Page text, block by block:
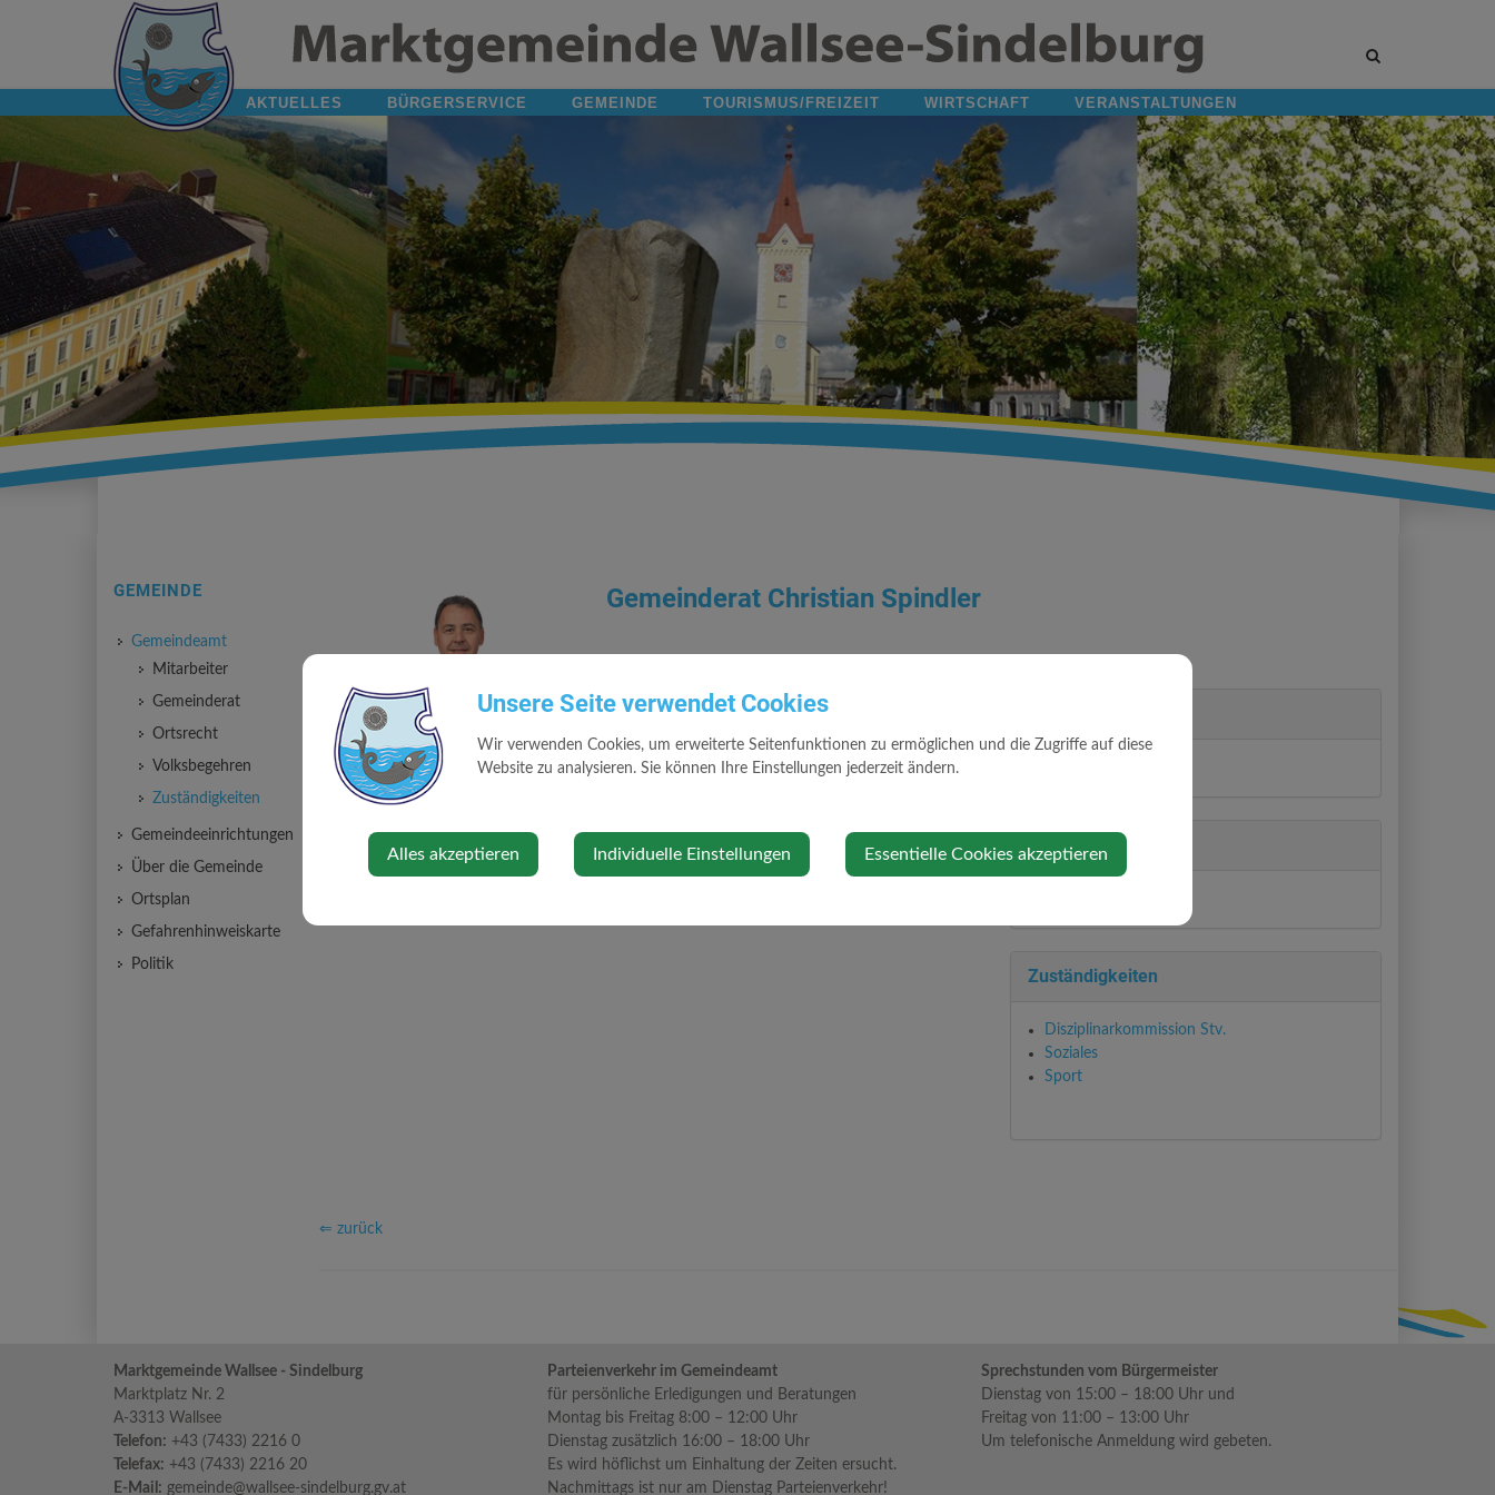
Site
AKTUELLES BÜRGERSERVICE GEMEINDE TOURISMUS/FREIZEIT WIRTSCHAFT VERANSTALTUNGEN
Gemeinderat Christian Spindler
Kontakt
0650 990 27 07
Abteilung
Zuständigkeiten
Disziplinarkommission Stv.
Soziales
Sport
⇐ zurück
GEMEINDE
Gemeindeamt
Mitarbeiter
Gemeinderat
Ortsrecht
Volksbegehren
Zuständigkeiten
Gemeindeeinrichtungen
Über die Gemeinde
Ortsplan
Gefahrenhinweiskarte
Politik
Marktgemeinde Wallsee - Sindelburg
Marktplatz Nr. 2
A-3313 Wallsee
Telefon: +43 (7433) 2216 0
Telefax: +43 (7433) 2216 20
E-Mail: gemeinde@wallsee-sindelburg.gv.at
Parteienverkehr im Gemeindeamt
für persönliche Erledigungen und Beratungen
Montag bis Freitag 8:00 – 12:00 Uhr
Dienstag zusätzlich 16:00 – 18:00 Uhr
Es wird höflichst um Einhaltung der Zeiten ersucht.
Nachmittags ist nur am Dienstag Parteienverkehr!
Sprechstunden vom Bürgermeister
Dienstag von 15:00 – 18:00 Uhr und
Freitag von 11:00 – 13:00 Uhr
Um telefonische Anmeldung wird gebeten.
Unsere Seite verwendet Cookies
Wir verwenden Cookies, um erweiterte Seitenfunktionen zu ermöglichen und die Zugriffe auf diese
Website zu analysieren. Sie können Ihre Einstellungen jederzeit ändern.
Alles akzeptieren Individuelle Einstellungen Essentielle Cookies akzeptieren